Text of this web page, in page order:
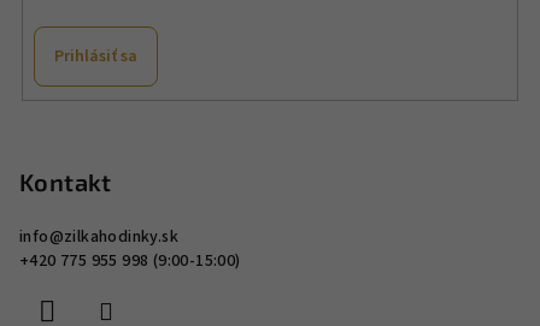
Prihlásiť sa
Kontakt
info@zilkahodinky.sk
+420 775 955 998 (9:00-15:00)